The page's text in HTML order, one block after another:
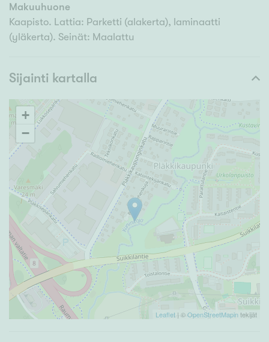
Makuuhuone
Kaapisto. Lattia: Parketti (alakerta), laminaatti
(yläkerta). Seinät: Maalattu
Sijainti kartalla
+
−
Leaflet | ©OpenStreetMapintekijät